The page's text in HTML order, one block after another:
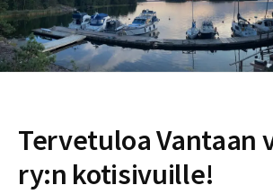
Tervetuloa Vantaan
ry:n kotisivuille!